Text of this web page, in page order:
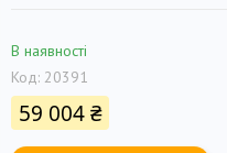
В наявності
Код: 20391
59 004 ₴